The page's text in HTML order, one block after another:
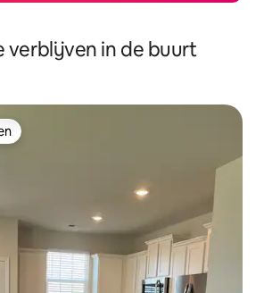
verblijven in de buurt